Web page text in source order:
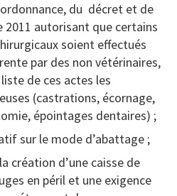
du décret et de
2011 autorisant que certains
soient effectués
par des non vétérinaires,
de ces actes les
(castrations, écornage,
épointages dentaires) ;
sur le mode d’abattage ;
création d’une caisse de
en péril et une exigence